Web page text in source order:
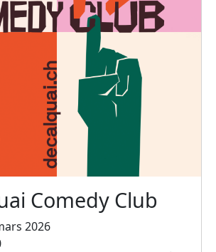
Comedy Club
2026